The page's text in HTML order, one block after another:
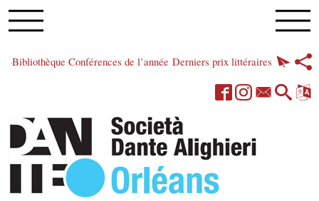
Bibliothèque Conférences de l’année Derniers prix littéraires